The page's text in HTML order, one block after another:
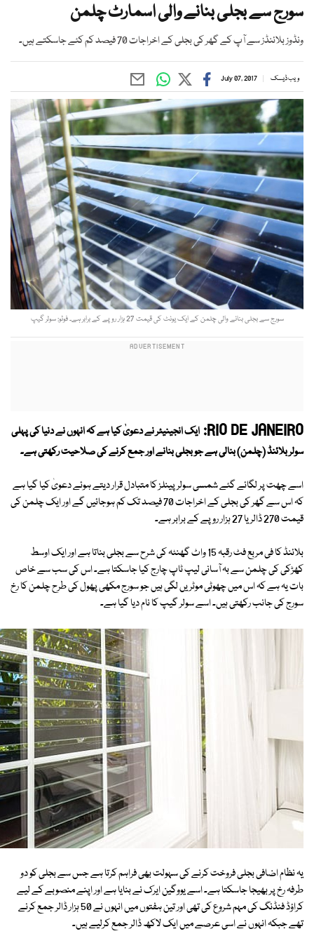
سورج سے بجلی بنانے والی اسمارٹ چلمن
ونڈوز بلائنڈز سے آپ کے گھر کی بجلی کے اخراجات 70 فیصد کم کئے جاسکتے ہیں۔
ویب ڈیسک July 07, 2017
سورج سے بجلی بنانے والی چلمن کے ایک یونٹ کی قیمت 27 ہزار روپے کے برابر ہے۔ فوٹو: سولر گیپ
RIO DE JANEIRO: ایک انجینیئر نے دعویٰ کیا ہے کہ انہوں نے دنیا کی پہلی
سولر بلائنڈ (چلمن) بنالی ہے جو بجلی بنانے اور جمع کرنے کی صلاحیت رکھتی ہے۔
اسے چھت پر لگائے گئے شمسی سولر پینلز کا متبادل قرار دیتے ہوئے دعویٰ کیا گیا ہے
کہ اس سے گھر کی بجلی کے اخراجات 70 فیصد تک کم ہوجائیں گے اور ایک چلمن کی
قیمت 270 ڈالر یا 27 ہزار روپے کے برابر ہے۔
بلائنڈ کا فی مربع فٹ رقبہ 15 واٹ گھنٹہ کی شرح سے بجلی بناتا ہے اور ایک اوسط
کھڑکی کی چلمن سے بہ آسانی لیپ ٹاپ چارج کیا جاسکتا ہے۔ اس کی سب سے خاص
بات یہ ہے کہ اس میں چھوٹی موٹریں لگی ہیں جو سورج مکھی پھول کی طرح چلمن کا رخ
سورج کی جانب رکھتی ہیں۔ اسے سولر گیپ کا نام دیا گیا ہے۔
یہ نظام اضافی بجلی فروخت کرنے کی سہولت بھی فراہم کرتا ہے جس سے بجلی کو دو
طرفہ رخ پر بھیجا جاسکتا ہے۔ اسے یووگین ایرک نے بنایا ہے اور اپنے منصوبے کے لیے
کراؤڈ فنڈنگ کی مہم شروع کی تھی اور تین ہفتوں میں انہوں نے 50 ہزار ڈالر جمع کرنے
تھے جبکہ انہوں نے اسی عرصے میں ایک لاکھ ڈالر جمع کرلیے ہیں۔